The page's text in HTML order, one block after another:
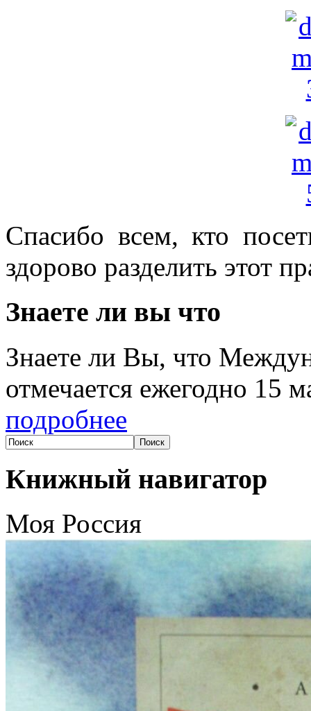
Спасибо всем, кто
здорово разделить этот
Знаете ли вы что
Знаете ли Вы, что
отмечается ежегодно 15
подробнее
Книжный навигатор
Моя Россия